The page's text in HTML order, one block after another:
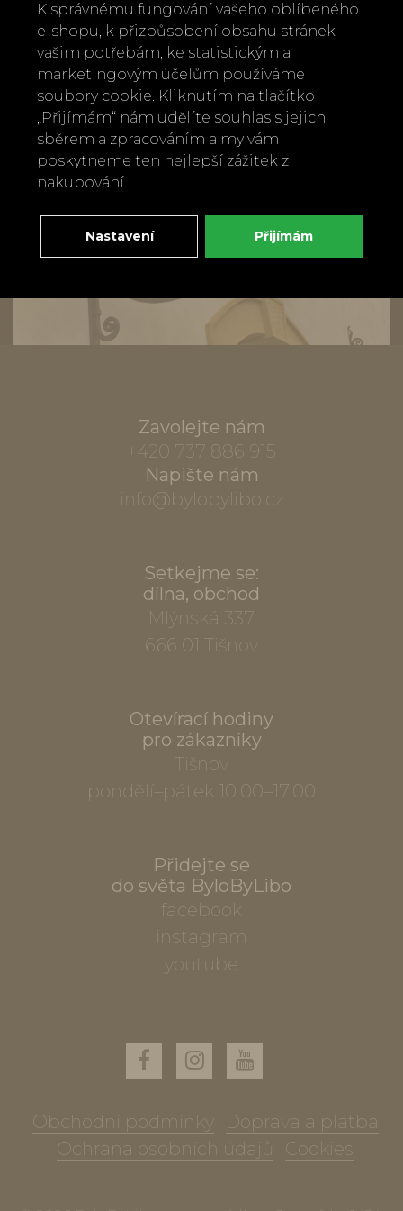
Zpět Doporučit
Zavolejte nám
+420 737 886 915
Napište nám
info@bylobylibo.cz
Setkejme se:
dílna, obchod
Mlýnská 337
666 01 Tišnov
Otevírací hodiny
pro zákazníky
Tišnov
pondělí–pátek 10.00–17.00
Přidejte se
do světa ByloByLibo
facebook
instagram
youtube
Obchodní podmínky
Doprava a platba
Ochrana osobních údajů
Cookies
K správnému fungování vašeho oblíbeného
e-shopu, k přizpůsobení obsahu stránek
vašim potřebám, ke statistickým a
marketingovým účelům používáme
soubory cookie. Kliknutím na tlačítko
„Přijímám“ nám udělíte souhlas s jejich
sběrem a zpracováním a my vám
poskytneme ten nejlepší zážitek z
nakupování.
Nastavení Přijímám